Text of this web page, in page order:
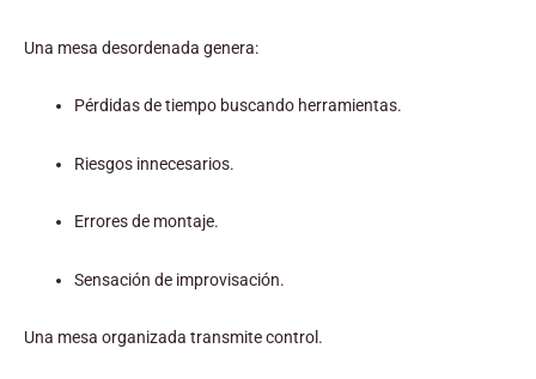
Una mesa desordenada genera:
Pérdidas de tiempo buscando herramientas.
Riesgos innecesarios.
Errores de montaje.
Sensación de improvisación.
Una mesa organizada transmite control.